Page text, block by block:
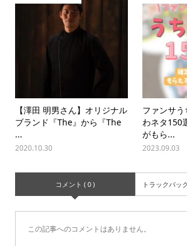
【澤田 明男さん】オリジナル
ブランド『The』から『The
...
2020.10.30
ファンサ
わネタ150
がもら...
2023.09.03
コメント ( 0 ) トラックバッ
この記事へのコメントはありません。